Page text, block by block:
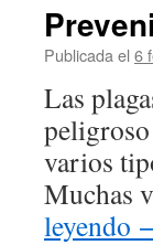
Publicada el 6
Las
varios
Muchas
leyendo